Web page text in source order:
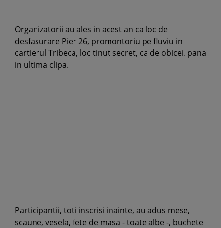
Organizatorii au ales in acest an ca loc de
desfasurare Pier 26, promontoriu pe fluviu in
cartierul Tribeca, loc tinut secret, ca de obicei, pana
in ultima clipa.
Participantii, toti inscrisi inainte, au adus mese,
scaune, vesela, fete de masa - toate albe -, buchete